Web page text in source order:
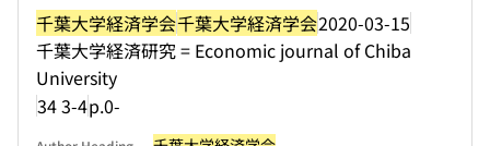
千葉大学経済学会千葉大学経済学会2020-03-15
千葉大学経済研究 = Economic journal of Chiba
University
34 3-4p.0-